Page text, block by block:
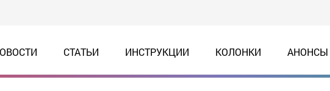
СТАТЬИ ИНСТРУКЦИИ КОЛОНКИ АНОНСЫ